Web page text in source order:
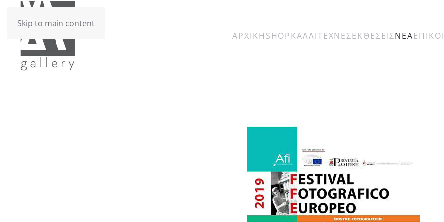
Skip to main content
ΑΡΧΙΚΗ SHOPΚΑΛΛΙΤΕΧΝΕΣΕΚΘΕΣΕΙΣΝΕΑ